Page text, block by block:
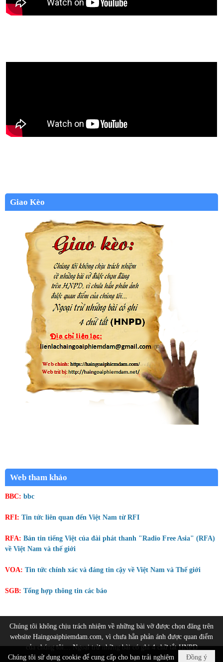
Giao Kèo
Web tham khảo
BBC: bbc
RFI: Tin tức liên quan đến Việt Nam từ RFI
RFA: Bản tin tiếng Việt của đài phát thanh "Radio Free Asia" (RFA)
về Việt Nam và thế giới
VOA: Tin tức chính xác và đáng tin cậy về Việt Nam và Thế giới
SGB: Tổng hợp thông tin các báo
Chúng tôi không chịu trách nhiệm về những bài vỡ được chọn đăng trên
website Haingoaiphiemdam.com, vì chưa hẳn phản ánh được quan điểm
của chúng tôi… Ngoại trừ những bài có ghi 4 chữ tắt HNPD
Đồng ý
Chúng tôi sử dụng cookie để cung cấp cho bạn trải nghiệm